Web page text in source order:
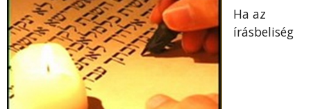
Ha az
írásbeliség